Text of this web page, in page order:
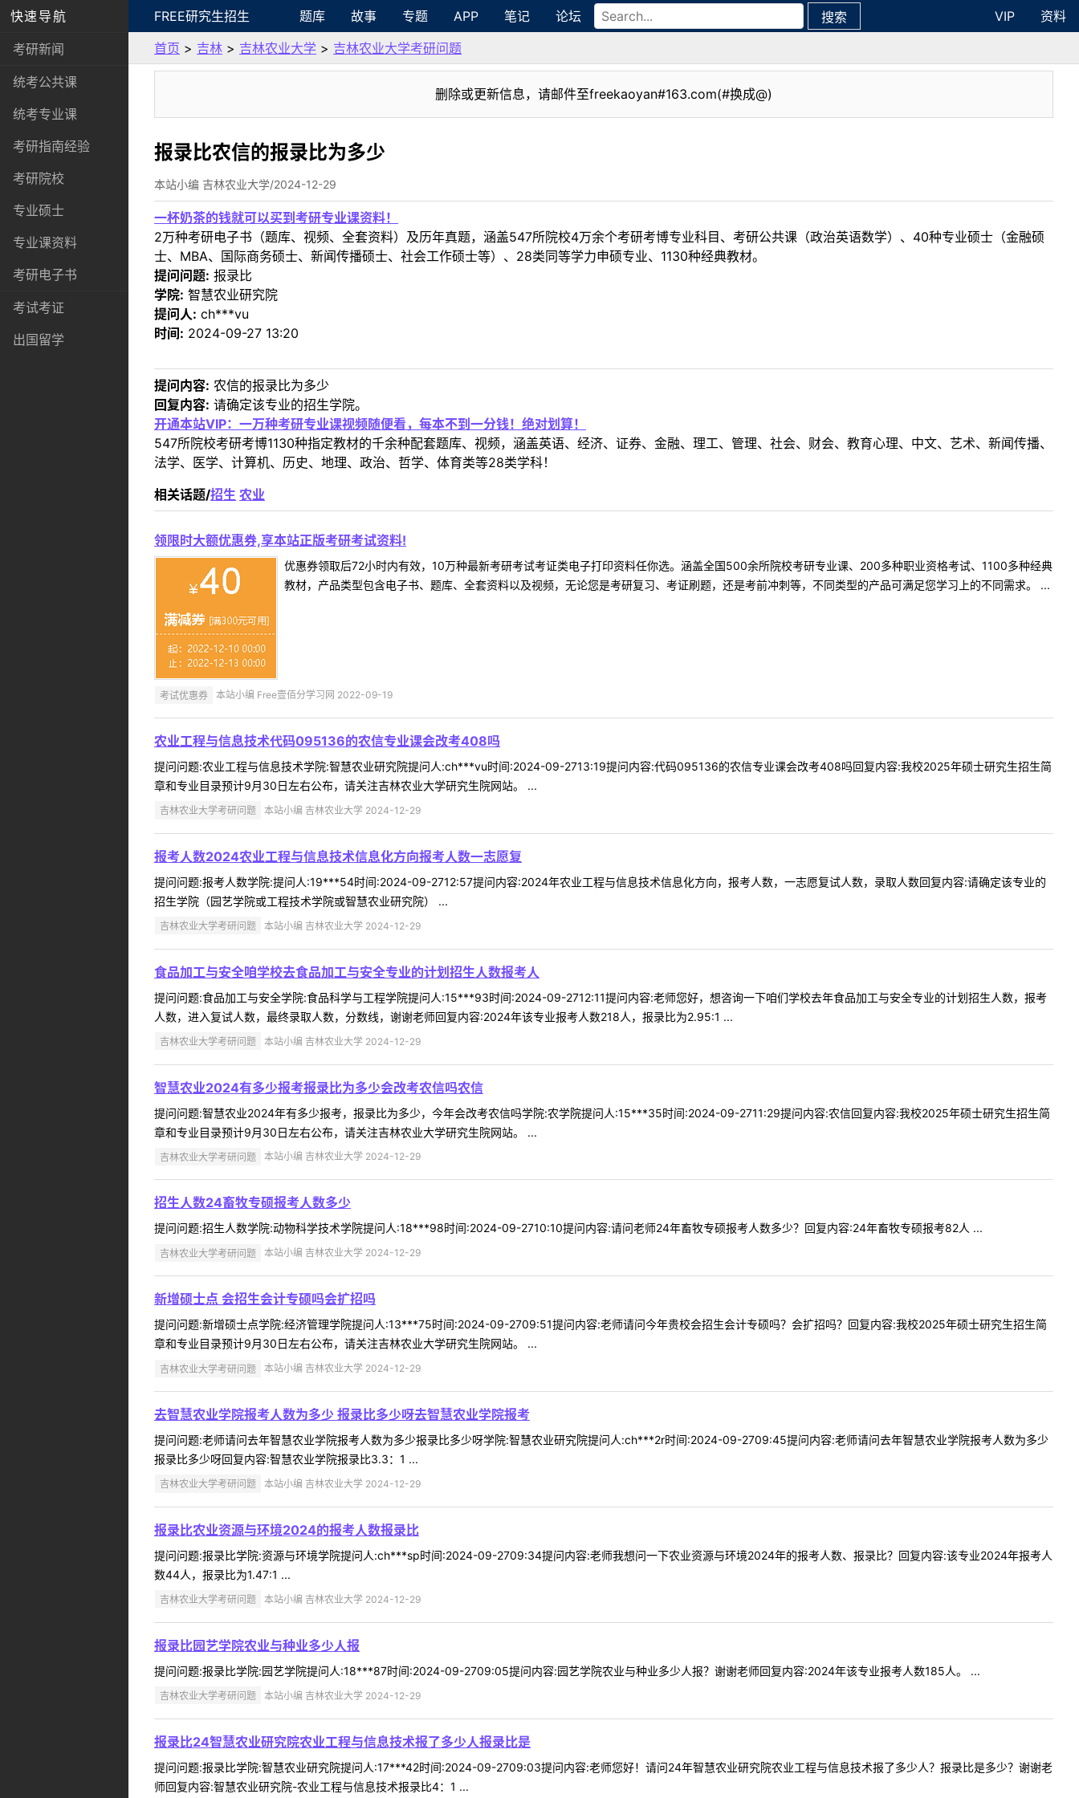
快速导航
考研新闻
统考公共课
统考专业课
考研指南经验
考研院校
专业硕士
专业课资料
考研电子书
考试考证
出国留学
FREE研究生招生 题库 故事 专题 APP 笔记 论坛 搜索 VIP
资料
首页 > 吉林 > 吉林农业大学 > 吉林农业大学考研问题
删除或更新信息，请邮件至freekaoyan#163.com(#换成@)
报录比农信的报录比为多少
本站小编 吉林农业大学/2024-12-29
一杯奶茶的钱就可以买到考研专业课资料！
2万种考研电子书（题库、视频、全套资料）及历年真题，涵盖547所院校4万余个考研考博专业科目、考研公共课（政治英语数学）、40种专业硕士（金融硕
士、MBA、国际商务硕士、新闻传播硕士、社会工作硕士等）、28类同等学力申硕专业、1130种经典教材。
提问问题: 报录比
学院: 智慧农业研究院
提问人: ch***vu
时间: 2024-09-27 13:20
提问内容: 农信的报录比为多少
回复内容: 请确定该专业的招生学院。
开通本站VIP：一万种考研专业课视频随便看，每本不到一分钱！绝对划算！
547所院校考研考博1130种指定教材的千余种配套题库、视频，涵盖英语、经济、证券、金融、理工、管理、社会、财会、教育心理、中文、艺术、新闻传播、
法学、医学、计算机、历史、地理、政治、哲学、体育类等28类学科！
相关话题/招生 农业
领限时大额优惠券,享本站正版考研考试资料!
优惠券领取后72小时内有效，10万种最新考研考试考证类电子打印资料任你选。涵盖全国500余所院校考研专业课、200多种职业资格考试、1100多种经典
教材，产品类型包含电子书、题库、全套资料以及视频，无论您是考研复习、考证刷题，还是考前冲刺等，不同类型的产品可满足您学习上的不同需求。 ...
考试优惠券 本站小编 Free壹佰分学习网 2022-09-19
农业工程与信息技术代码095136的农信专业课会改考408吗
提问问题:农业工程与信息技术学院:智慧农业研究院提问人:ch***vu时间:2024-09-2713:19提问内容:代码095136的农信专业课会改考408吗回复内容:我校2025年硕士研究生招生简
章和专业目录预计9月30日左右公布，请关注吉林农业大学研究生院网站。 ...
吉林农业大学考研问题 本站小编 吉林农业大学 2024-12-29
报考人数2024农业工程与信息技术信息化方向报考人数一志愿复
提问问题:报考人数学院:提问人:19***54时间:2024-09-2712:57提问内容:2024年农业工程与信息技术信息化方向，报考人数，一志愿复试人数，录取人数回复内容:请确定该专业的
招生学院（园艺学院或工程技术学院或智慧农业研究院） ...
吉林农业大学考研问题 本站小编 吉林农业大学 2024-12-29
食品加工与安全咱学校去食品加工与安全专业的计划招生人数报考人
提问问题:食品加工与安全学院:食品科学与工程学院提问人:15***93时间:2024-09-2712:11提问内容:老师您好，想咨询一下咱们学校去年食品加工与安全专业的计划招生人数，报考
人数，进入复试人数，最终录取人数，分数线，谢谢老师回复内容:2024年该专业报考人数218人，报录比为2.95:1 ...
吉林农业大学考研问题 本站小编 吉林农业大学 2024-12-29
智慧农业2024有多少报考报录比为多少会改考农信吗农信
提问问题:智慧农业2024年有多少报考，报录比为多少，今年会改考农信吗学院:农学院提问人:15***35时间:2024-09-2711:29提问内容:农信回复内容:我校2025年硕士研究生招生简
章和专业目录预计9月30日左右公布，请关注吉林农业大学研究生院网站。 ...
吉林农业大学考研问题 本站小编 吉林农业大学 2024-12-29
招生人数24畜牧专硕报考人数多少
提问问题:招生人数学院:动物科学技术学院提问人:18***98时间:2024-09-2710:10提问内容:请问老师24年畜牧专硕报考人数多少？回复内容:24年畜牧专硕报考82人 ...
吉林农业大学考研问题 本站小编 吉林农业大学 2024-12-29
新增硕士点 会招生会计专硕吗会扩招吗
提问问题:新增硕士点学院:经济管理学院提问人:13***75时间:2024-09-2709:51提问内容:老师请问今年贵校会招生会计专硕吗？会扩招吗？回复内容:我校2025年硕士研究生招生简
章和专业目录预计9月30日左右公布，请关注吉林农业大学研究生院网站。 ...
吉林农业大学考研问题 本站小编 吉林农业大学 2024-12-29
去智慧农业学院报考人数为多少 报录比多少呀去智慧农业学院报考
提问问题:老师请问去年智慧农业学院报考人数为多少报录比多少呀学院:智慧农业研究院提问人:ch***2r时间:2024-09-2709:45提问内容:老师请问去年智慧农业学院报考人数为多少
报录比多少呀回复内容:智慧农业学院报录比3.3：1 ...
吉林农业大学考研问题 本站小编 吉林农业大学 2024-12-29
报录比农业资源与环境2024的报考人数报录比
提问问题:报录比学院:资源与环境学院提问人:ch***sp时间:2024-09-2709:34提问内容:老师我想问一下农业资源与环境2024年的报考人数、报录比？回复内容:该专业2024年报考人
数44人，报录比为1.47:1 ...
吉林农业大学考研问题 本站小编 吉林农业大学 2024-12-29
报录比园艺学院农业与种业多少人报
提问问题:报录比学院:园艺学院提问人:18***87时间:2024-09-2709:05提问内容:园艺学院农业与种业多少人报？谢谢老师回复内容:2024年该专业报考人数185人。 ...
吉林农业大学考研问题 本站小编 吉林农业大学 2024-12-29
报录比24智慧农业研究院农业工程与信息技术报了多少人报录比是
提问问题:报录比学院:智慧农业研究院提问人:17***42时间:2024-09-2709:03提问内容:老师您好！请问24年智慧农业研究院农业工程与信息技术报了多少人？报录比是多少？谢谢老
师回复内容:智慧农业研究院-农业工程与信息技术报录比4：1 ...